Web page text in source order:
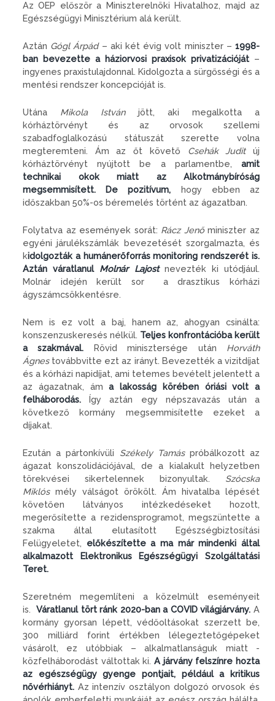
Az OEP először a Miniszterelnöki Hivatalhoz, majd az
Egészségügyi Minisztérium alá került.
Aztán Gógl Árpád– aki két évig volt miniszter – 1998-
ban bevezette a háziorvosi praxisok privatizációját –
ingyenes praxis­tulajdonnal. Kidolgozta a sürgősségi és a
mentési rendszer koncepcióját is.
Utána Mikola Istvánjött, aki megalkotta a
kórháztörvényt és az orvosok szellemi
szabadfoglalkozású státuszát szerette volna
megteremteni. Ám az őt követő Csehák Juditúj
kórháztörvényt nyújtott be a parlamentbe, amit
technikai okok miatt az Alkotmánybíróság
megsemmisített. De pozitívum, hogy ebben az
időszakban 50%-os béremelés történt az ágazatban.
Folytatva az események sorát: Rácz Jenőminiszter az
egyéni járulékszámlák bevezetését szorgalmazta, és
kidolgozták a humánerőforrás monitoring rendszerét is.
Aztán váratlanul Molnár Lajostnevezték ki utódjául.
Molnár idején került sor a drasztikus kórházi
ágyszámcsökkentésre.
Nem is ez volt a baj, hanem az, ahogyan csinálta:
konszenzuskeresés nélkül. Teljes konfrontációba került
a szakmával. Rövid minisztersége után Horváth
Ágnestovábbvitte ezt az irányt. Bevezették a vizitdíjat
és a kórházi napidíjat, ami tetemes bevételt jelentett a
az ágazatnak, ám a lakosság körében óriási volt a
felháborodás. Így aztán egy népszavazás után a
következő kormány megsemmisítette ezeket a
díjakat.
Ezután a pártonkívüli Székely Tamáspróbálkozott az
ágazat konszolidációjával, de a kialakult helyzetben
törekvései sikertelennek bizonyultak. Szócska
Miklósmély válságot örökölt. Ám hivatalba lépését
követően látványos intézkedéseket hozott,
megerősítette a rezidensprogramot, megszüntette a
szakma által elutasított Egészségbiztosítási
Felügyeletet, előkészítette a ma már mindenki által
alkalmazott Elektronikus Egészségügyi Szolgáltatási
Teret.
Szeretném megemlíteni a közelmúlt eseményeit
is. Váratlanul tört ránk 2020-ban a COVID világjárvány. A
kormány gyorsan lépett, védőoltásokat szerzett be,
300 milliárd forint értékben lélegeztetőgépeket
vásárolt, ez utóbbiak – alkalmatlanságuk miatt -
közfelháborodást váltottak ki. A járvány felszínre hozta
az egészségügy gyenge pontjait, például a kritikus
nővérhiányt. Az intenzív osztályon dolgozó orvosok és